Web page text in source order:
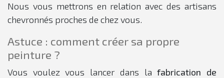
Nous vous mettrons en relation avec des artisans
chevronnés proches de chez vous.
Astuce : comment créer sa propre
peinture ?
Vous voulez vous lancer dans lafabrication de